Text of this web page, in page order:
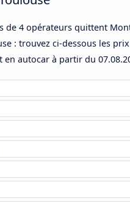
de 4 opérateurs quittent
: trouvez ci-dessous les
en autocar à partir du